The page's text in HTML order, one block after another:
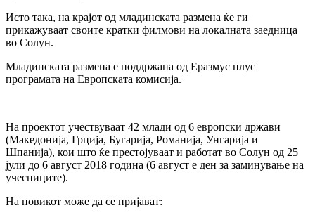
Исто така, на крајот од младинската размена ќе ги
прикажуваат своите кратки филмови на локалната заедница
во Солун.
Младинската размена е поддржана од Еразмус плус
програмата на Европската комисија.
На проектот учествуваат 42 млади од 6 европски држави
(Македонија, Грција, Бугарија, Романија, Унгарија и
Шпанија), кои што ќе престојуваат и работат во Солун од 25
јули до 6 август 2018 година (6 август е ден за заминување на
учесниците).
На повикот може да се пријават: